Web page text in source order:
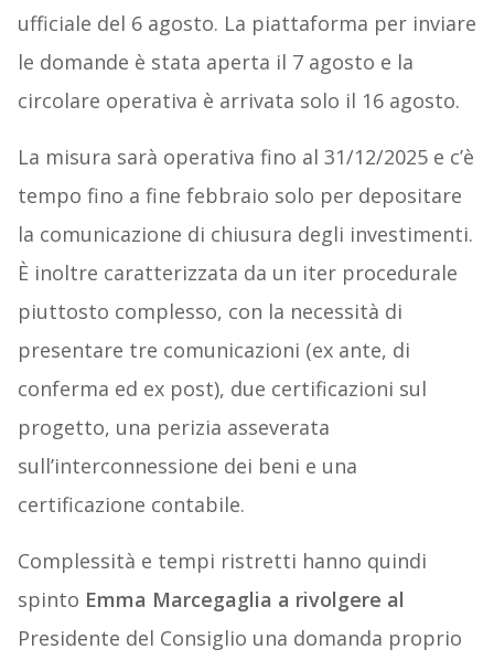
ufficiale del 6 agosto. La piattaforma per inviare
le domande è stata aperta il 7 agosto e la
circolare operativa è arrivata solo il 16 agosto.
La misura sarà operativa fino al 31/12/2025 e c’è
tempo fino a fine febbraio solo per depositare
la comunicazione di chiusura degli investimenti.
È inoltre caratterizzata da un iter procedurale
piuttosto complesso, con la necessità di
presentare tre comunicazioni (ex ante, di
conferma ed ex post), due certificazioni sul
progetto, una perizia asseverata
sull’interconnessione dei beni e una
certificazione contabile.
Complessità e tempi ristretti hanno quindi
spinto Emma Marcegaglia a rivolgere al
Presidente del Consiglio una domanda proprio